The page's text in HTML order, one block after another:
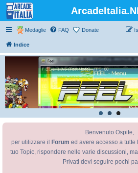
Medaglie FAQ Donate
Indice
Benvenuto Ospite,
per utilizzare il
Forum ed avere accesso a
tuo Topic, rispondere nelle varie discussioni,
Privati devi seguire pochi